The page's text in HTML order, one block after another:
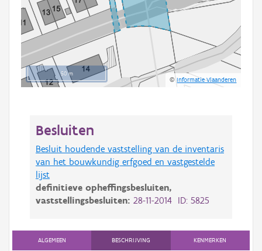
50 m
©Informatie Vlaanderen
Besluiten
Besluit houdende vaststelling van de inventaris
van het bouwkundig erfgoed en vastgestelde
lijst
definitieve opheffingsbesluiten,
vaststellingsbesluiten: 28-11-2014 ID: 5825
ALGEMEEN BESCHRIJVING KENMERKEN